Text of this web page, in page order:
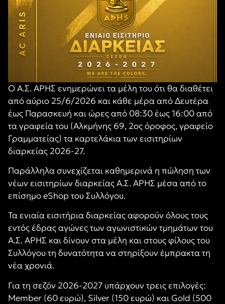
Ο Α.Σ. ΑΡΗΣ ενημερώνει τα μέλη του ότι θα διαθέτει
από αύριο 25/6/2026 και κάθε μέρα από Δευτέρα
έως Παρασκευή και ώρες από 08:30 έως 16:00 από
τα γραφεία του (Αλκμήνης 69, 2ος όροφος, γραφείο
Γραμματείας) τα καρτελάκια των εισιτηρίων
διαρκείας 2026-27.
Παράλληλα συνεχίζεται καθημερινά η πώληση των
νέων εισιτηρίων διαρκείας Α.Σ. ΑΡΗΣ μέσα από το
επίσημο eShop του Συλλόγου.
Τα ενιαία εισιτήρια διαρκείας αφορούν όλους τους
εντός έδρας αγώνες των αγωνιστικών τμημάτων του
Α.Σ. ΑΡΗΣ και δίνουν στα μέλη και στους φίλους του
Συλλόγου τη δυνατότητα να στηρίξουν έμπρακτα τη
νέα χρονιά.
Για τη σεζόν 2026-2027 υπάρχουν τρεις επιλογές:
Member (60 ευρώ), Silver (150 ευρώ) και Gold (500